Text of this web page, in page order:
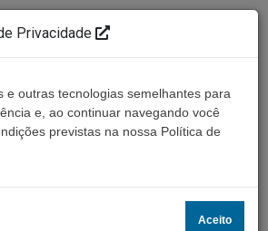
Privacidade
e outras tecnologias semelhantes para
e, ao continuar navegando você
previstas na nossa Política de
Aceito